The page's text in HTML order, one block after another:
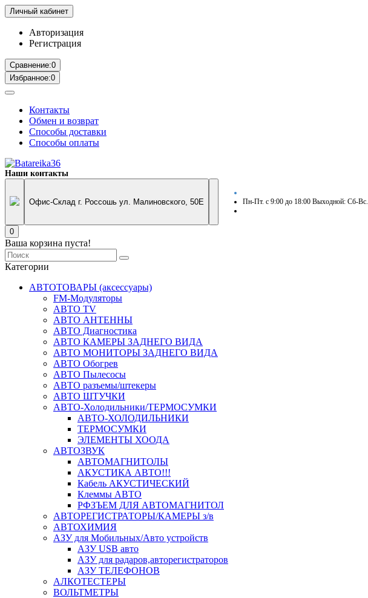
Личный кабинет
Авторизация
Регистрация
Сравнение:0
Избранное:0
Контакты
Обмен и возврат
Способы доставки
Способы оплаты
Наши контакты
Офис-Склад г. Россошь ул. Малиновского, 50Е Пн-Пт. с 9:00 до 18:00 Выходной: Сб-Вс.
0
Ваша корзина пуста!
Категории
АВТОТОВАРЫ (аксессуары)
FM-Модуляторы
АВТО TV
АВТО АНТЕННЫ
АВТО Диагностика
АВТО КАМЕРЫ ЗАДНЕГО ВИДА
АВТО МОНИТОРЫ ЗАДНЕГО ВИДА
АВТО Обогрев
АВТО Пылесосы
АВТО разъемы/штекеры
АВТО ШТУЧКИ
АВТО-Холодильники/ТЕРМОСУМКИ
АВТО-ХОЛОДИЛЬНИКИ
ТЕРМОСУМКИ
ЭЛЕМЕНТЫ ХООДА
АВТОЗВУК
АВТОМАГНИТОЛЫ
АКУСТИКА АВТО!!!
Кабель АКУСТИЧЕСКИЙ
Клеммы АВТО
РФЗЪЕМ ДЛЯ АВТОМАГНИТОЛ
АВТОРЕГИСТРАТОРЫ/КАМЕРЫ з/в
АВТОХИМИЯ
АЗУ для Мобильных/Авто устройств
АЗУ USB авто
АЗУ для радаров,авторегистраторов
АЗУ ТЕЛЕФОНОВ
АЛКОТЕСТЕРЫ
ВОЛЬТМЕТРЫ